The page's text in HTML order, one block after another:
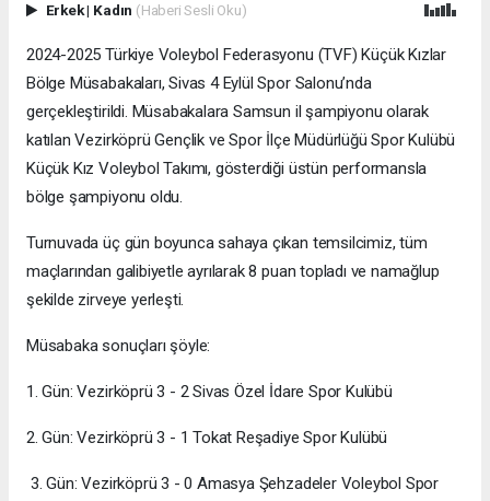
Erkek| Kadın (Haberi Sesli Oku)
2024-2025 Türkiye Voleybol Federasyonu (TVF) Küçük Kızlar
Bölge Müsabakaları, Sivas 4 Eylül Spor Salonu’nda
gerçekleştirildi. Müsabakalara Samsun il şampiyonu olarak
katılan Vezirköprü Gençlik ve Spor İlçe Müdürlüğü Spor Kulübü
Küçük Kız Voleybol Takımı, gösterdiği üstün performansla
bölge şampiyonu oldu.
Turnuvada üç gün boyunca sahaya çıkan temsilcimiz, tüm
maçlarından galibiyetle ayrılarak 8 puan topladı ve namağlup
şekilde zirveye yerleşti.
Müsabaka sonuçları şöyle:
1. Gün: Vezirköprü 3 - 2 Sivas Özel İdare Spor Kulübü
2. Gün: Vezirköprü 3 - 1 Tokat Reşadiye Spor Kulübü
3. Gün: Vezirköprü 3 - 0 Amasya Şehzadeler Voleybol Spor